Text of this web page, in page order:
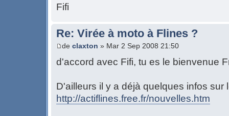
Fifi
Re: Virée à moto à Flines ?
de claxton » Mar 2 Sep 2008 21:50
d'accord avec Fifi, tu es le bienvenue
D'ailleurs il y a déjà quelques infos sur
http://actiflines.free.fr/nouvelles.htm